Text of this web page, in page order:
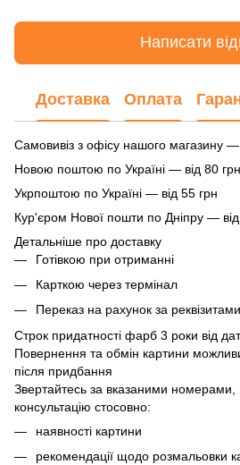
Написати
Доставка Оплата
Самовивіз з офісу нашого магазину
Новою поштою по Україні — від 80 грн
Укрпоштою по Україні — від 55 грн
Кур'єром Нової пошти по Дніпру —
Детальніше про доставку
Готівкою при отриманні
Карткою через термінал
Переказ на рахунок за
Строк придатності фарб 3 роки від
Повернення та обмін картини
після придбання
Звертайтесь за вказаними
консультацію стосовно:
наявності картини
рекомендації щодо розмальовки